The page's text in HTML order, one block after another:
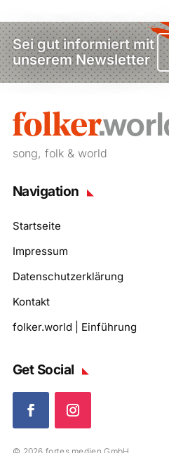
Sei gut informiert mit
unserem Newsletter
song, folk & world
Navigation
Startseite
Impressum
Datenschutzerklärung
Kontakt
folker.world | Einführung
Get Social